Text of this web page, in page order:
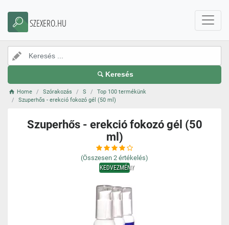
SZEXERO.HU
Keresés
Home Szórakozás S
Top 100 termékünk
Szuperhős - erekció fokozó gél (50 ml)
Szuperhős - erekció fokozó gél (50
ml)
(Összesen 2 értékelés)
KEDVEZMÉNY